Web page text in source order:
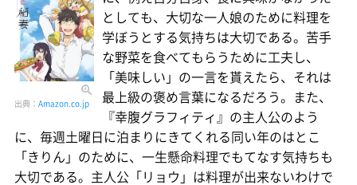
出典： Amazon.co.jp
としても、大切な一人娘のために料理を
学ぼうとする気持ちは大切である。苦手
な野菜を食べてもらうために工夫し、
「美味しい」の一言を貰えたら、それは
最上級の褒め言葉になるだろう。また、
『幸腹グラフィティ』の主人公のよう
に、毎週土曜日に泊まりにきてくれる同い年のはとこ
「きりん」のために、一生懸命料理でもてなす気持ちも
大切である。主人公「リョウ」は料理が出来ないわけで